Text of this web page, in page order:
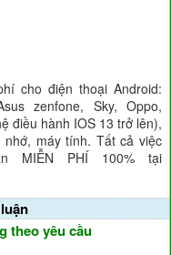
cho điện thoại Android:
zenfone, Sky, Oppo,
điều hành IOS 13 trở lên),
máy tính. Tất cả việc
MIỄN PHÍ 100% tại
theo yêu cầu